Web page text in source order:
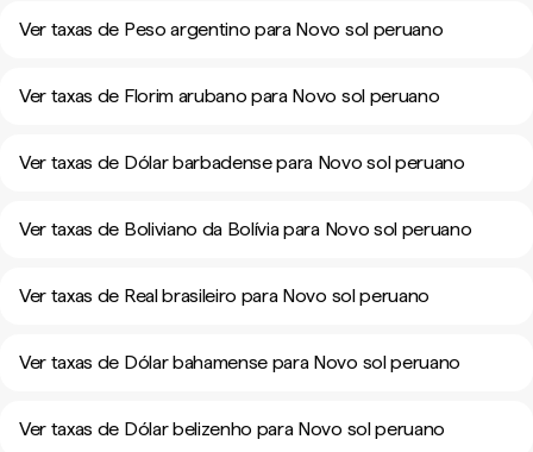
Ver taxas de Peso argentino para Novo sol peruano
Ver taxas de Florim arubano para Novo sol peruano
Ver taxas de Dólar barbadense para Novo sol peruano
Ver taxas de Boliviano da Bolívia para Novo sol peruano
Ver taxas de Real brasileiro para Novo sol peruano
Ver taxas de Dólar bahamense para Novo sol peruano
Ver taxas de Dólar belizenho para Novo sol peruano